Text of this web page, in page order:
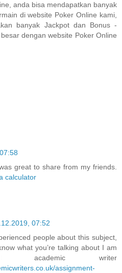
anda bisa mendapatkan banyak
di website Poker Online kami,
banyak Jackpot dan Bonus -
dengan website Poker Online
great to share from my friends.
calculator
07:52
people about this subject,
what you’re talking about I am
academic writer
assignment-